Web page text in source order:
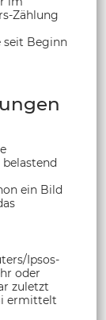
Zählung
seit Beginn
ein Bild
Ipsos-
oder
zuletzt
ermittelt